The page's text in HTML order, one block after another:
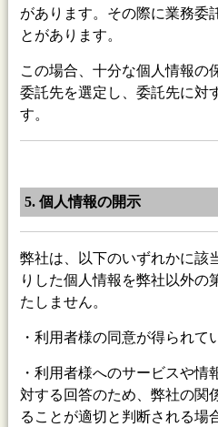
があります。その際に業務委
とがあります。
この場合、十分な個人情報の
委託先を選定し、委託先に対
す。
5. 個人情報の開示
弊社は、以下のいずれかに該
りした個人情報を弊社以外の
たしません。
・利用者様の同意が得られて
・利用者様へのサービスや情
対する回答のため、弊社の関
ることが適切と判断される場